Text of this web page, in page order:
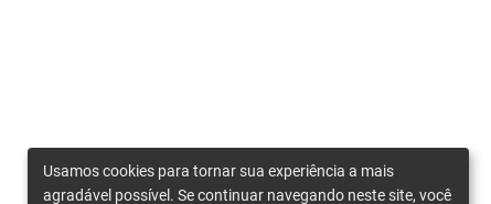
Usamos cookies para tornar sua experiência a mais
agradável possível. Se continuar navegando neste site, você